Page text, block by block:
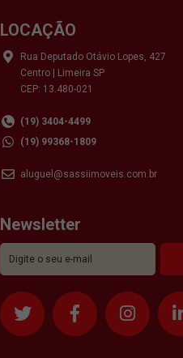
LOCAÇÃO
Rua Deputado Otávio Lopes, 427
Centro | Limeira SP
CEP: 13.480-021
(19) 3404-4499
(19) 99368-1809
aluguel@sassiimoveis.com.br
Newsletter